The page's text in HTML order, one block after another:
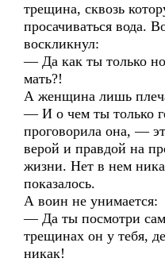
трещина, сквозь
просачиваться вода.
воскликнул:
— Да как ты только
мать?!
А женщина лишь
— И о чем ты только
проговорила она, —
верой и правдой на
жизни. Нет в нем
показалось.
А воин не унимается:
— Да ты посмотри
трещинах он у тебя,
никак!